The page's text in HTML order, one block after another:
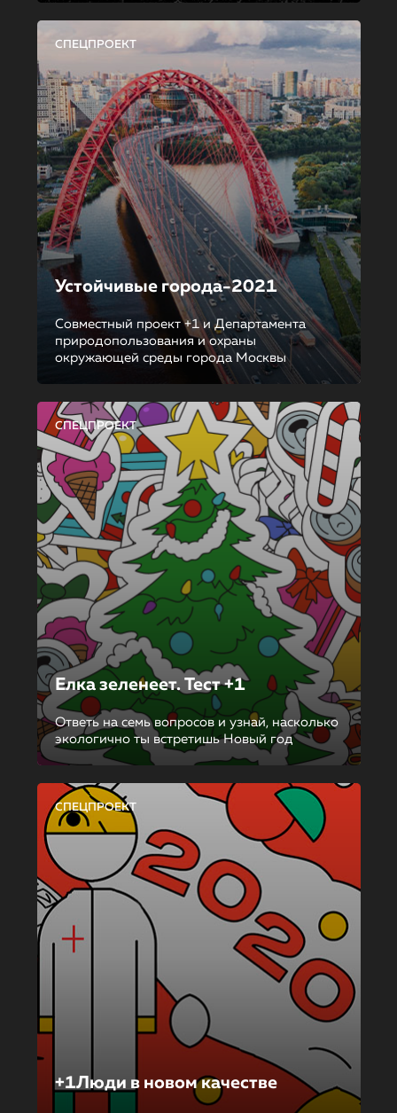
СПЕЦПРОЕКТ
Устойчивые города-2021
Совместный проект +1 и Департамента
природопользования и охраны
окружающей среды города Москвы
СПЕЦПРОЕКТ
Елка зеленеет. Тест +1
Ответь на семь вопросов и узнай, насколько
экологично ты встретишь Новый год
СПЕЦПРОЕКТ
+1Люди в новом качестве